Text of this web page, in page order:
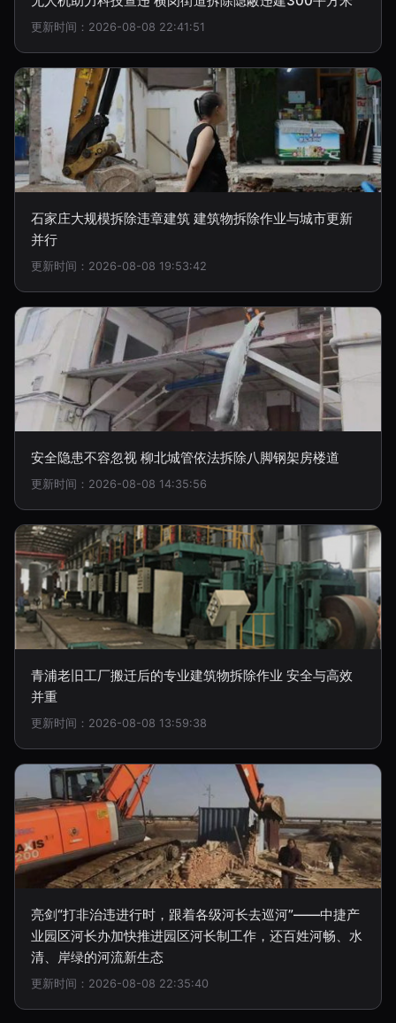
更新时间：2026-08-08 22:41:51
石家庄大规模拆除违章建筑 建筑物拆除作业与城市更新
并行
更新时间：2026-08-08 19:53:42
安全隐患不容忽视 柳北城管依法拆除八脚钢架房楼道
更新时间：2026-08-08 14:35:56
青浦老旧工厂搬迁后的专业建筑物拆除作业 安全与高效
并重
更新时间：2026-08-08 13:59:38
亮剑“打非治违进行时，跟着各级河长去巡河”——中捷产
业园区河长办加快推进园区河长制工作，还百姓河畅、水
清、岸绿的河流新生态
更新时间：2026-08-08 22:35:40